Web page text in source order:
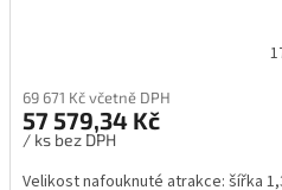
69 671 Kč včetně DPH
57 579,34 Kč
/ ks bez DPH
Velikost nafouknuté atrakce: šířka